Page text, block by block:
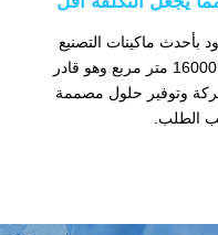
بأحدث ماكينات التصنيع
المتطورة، حيث تبلغ مساحة المصنع 16000 متر مربع وهو قادر
وتوفير حلول مصممة